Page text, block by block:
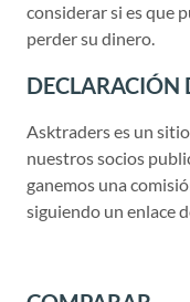
considerar si es que
perder su dinero.
DECLARACIÓN
Asktraders es un
nuestros socios
ganemos una
siguiendo un enlace